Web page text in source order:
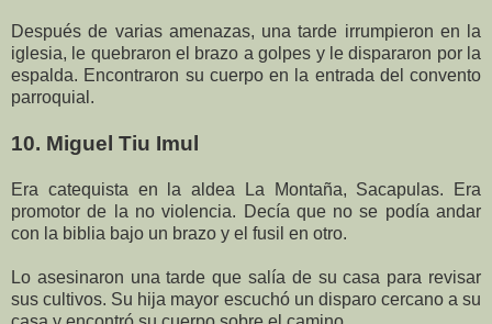
Después de varias amenazas, una tarde irrumpieron en la
iglesia, le quebraron el brazo a golpes y le dispararon por la
espalda. Encontraron su cuerpo en la entrada del convento
parroquial.
10. Miguel Tiu Imul
Era catequista en la aldea La Montaña, Sacapulas. Era
promotor de la no violencia. Decía que no se podía andar
con la biblia bajo un brazo y el fusil en otro.
Lo asesinaron una tarde que salía de su casa para revisar
sus cultivos. Su hija mayor escuchó un disparo cercano a su